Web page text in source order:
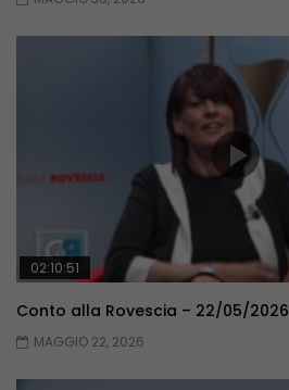
02:10:51
Conto alla Rovescia – 22/05/2026
MAGGIO 22, 2026